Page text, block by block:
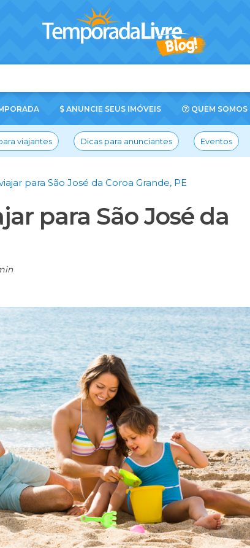
ANUNCIE SEUS IMÓVEIS QUEM SOMOS
viajantes Dicas para anunciantes Eventos
para São José da Coroa Grande, PE
para São José da